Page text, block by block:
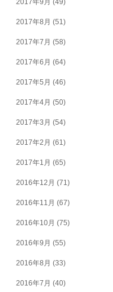
2017年9月 (49)
2017年8月 (51)
2017年7月 (58)
2017年6月 (64)
2017年5月 (46)
2017年4月 (50)
2017年3月 (54)
2017年2月 (61)
2017年1月 (65)
2016年12月 (71)
2016年11月 (67)
2016年10月 (75)
2016年9月 (55)
2016年8月 (33)
2016年7月 (40)